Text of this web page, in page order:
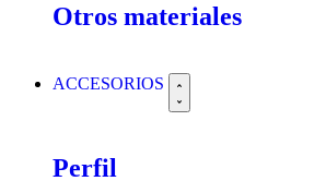
Otros materiales
ACCESORIOS
Perfil